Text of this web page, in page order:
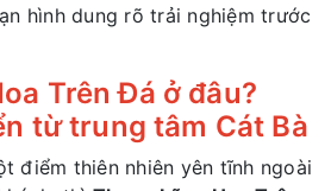
hình dung rõ trải nghiệm trước
Trên Đá ở đâu?
từ trung tâm Cát Bà
điểm thiên nhiên yên tĩnh ngoài